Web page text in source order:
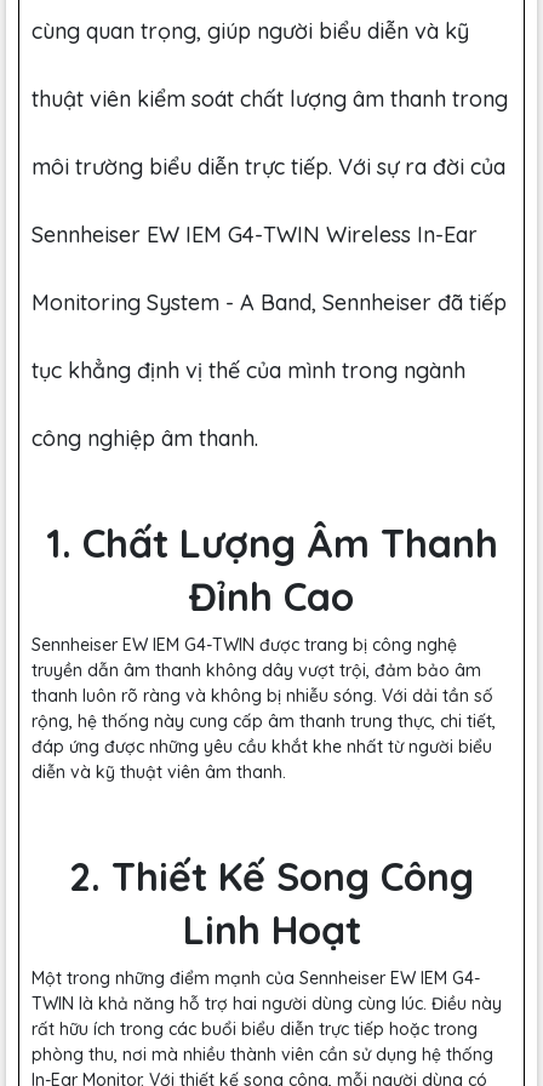
cùng quan trọng, giúp người biểu diễn và kỹ
thuật viên kiểm soát chất lượng âm thanh trong
môi trường biểu diễn trực tiếp. Với sự ra đời của
Sennheiser EW IEM G4-TWIN Wireless In-Ear
Monitoring System - A Band, Sennheiser đã tiếp
tục khẳng định vị thế của mình trong ngành
công nghiệp âm thanh.
1. Chất Lượng Âm Thanh
Đỉnh Cao
Sennheiser EW IEM G4-TWIN được trang bị công nghệ
truyền dẫn âm thanh không dây vượt trội, đảm bảo âm
thanh luôn rõ ràng và không bị nhiễu sóng. Với dải tần số
rộng, hệ thống này cung cấp âm thanh trung thực, chi tiết,
đáp ứng được những yêu cầu khắt khe nhất từ người biểu
diễn và kỹ thuật viên âm thanh.
2. Thiết Kế Song Công
Linh Hoạt
Một trong những điểm mạnh của Sennheiser EW IEM G4-
TWIN là khả năng hỗ trợ hai người dùng cùng lúc. Điều này
rất hữu ích trong các buổi biểu diễn trực tiếp hoặc trong
phòng thu, nơi mà nhiều thành viên cần sử dụng hệ thống
In-Ear Monitor. Với thiết kế song công, mỗi người dùng có